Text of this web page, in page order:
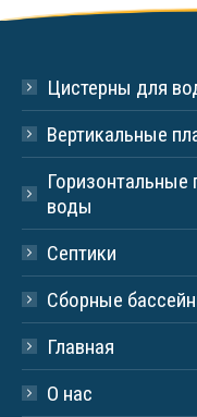
Цистерны для
Вертикальные
Горизонтальные
воды
Септики
Сборные
Главная
О нас